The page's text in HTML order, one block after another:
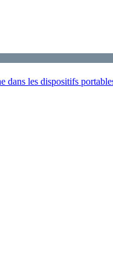
dans les dispositifs